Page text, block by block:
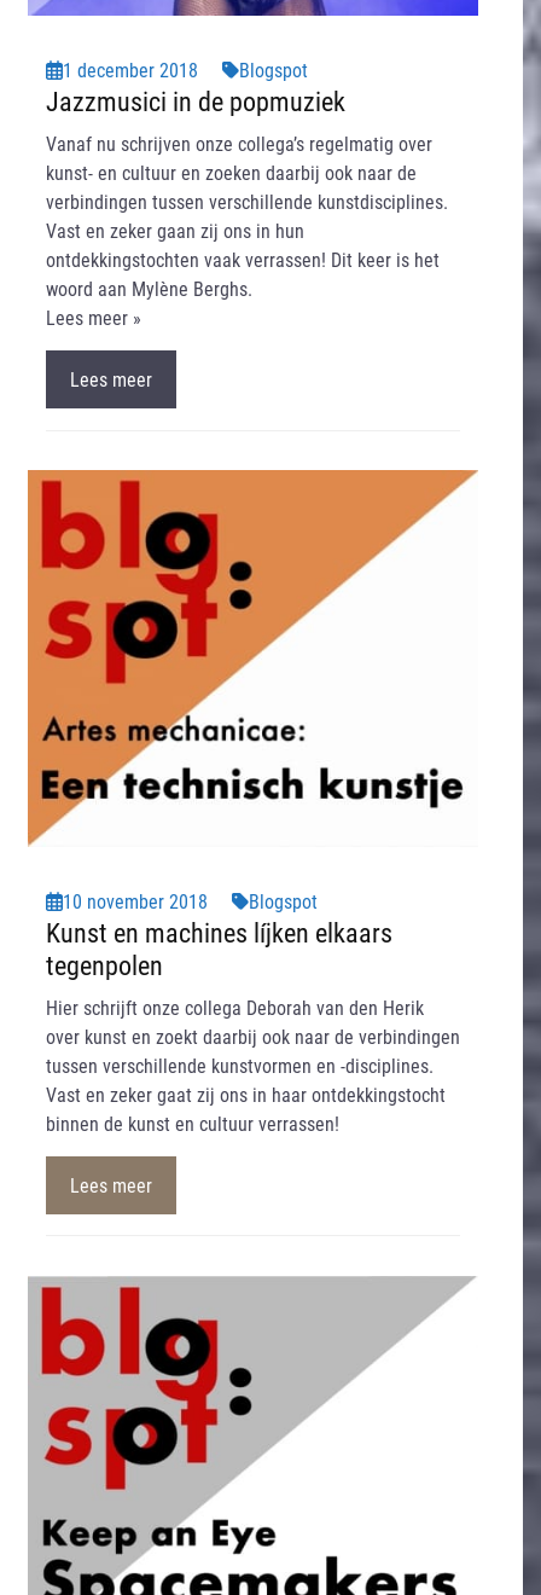
1 december 2018 Blogspot
Jazzmusici in de popmuziek
Vanaf nu schrijven onze collega’s regelmatig over
kunst- en cultuur en zoeken daarbij ook naar de
verbindingen tussen verschillende kunstdisciplines.
Vast en zeker gaan zij ons in hun
ontdekkingstochten vaak verrassen! Dit keer is het
woord aan Mylène Berghs.
Lees meer »
Lees meer
10 november 2018 Blogspot
Kunst en machines líjken elkaars
tegenpolen
Hier schrijft onze collega Deborah van den Herik
over kunst en zoekt daarbij ook naar de verbindingen
tussen verschillende kunstvormen en -disciplines.
Vast en zeker gaat zij ons in haar ontdekkingstocht
binnen de kunst en cultuur verrassen!
Lees meer